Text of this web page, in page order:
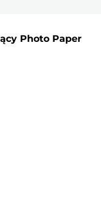
Photo Paper